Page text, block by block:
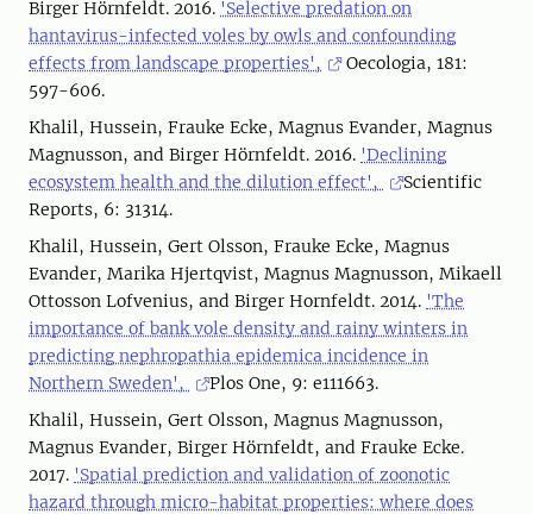
Birger Hörnfeldt. 2016. 'Selective predation on
hantavirus-infected voles by owls and confounding
effects from landscape properties',
Oecologia, 181:
597-606.
Khalil, Hussein, Frauke Ecke, Magnus Evander, Magnus
Magnusson, and Birger Hörnfeldt. 2016. 'Declining
ecosystem health and the dilution effect',
Scientific
Reports, 6: 31314.
Khalil, Hussein, Gert Olsson, Frauke Ecke, Magnus
Evander, Marika Hjertqvist, Magnus Magnusson, Mikaell
Ottosson Lofvenius, and Birger Hornfeldt. 2014. 'The
importance of bank vole density and rainy winters in
predicting nephropathia epidemica incidence in
Northern Sweden',
Plos One, 9: e111663.
Khalil, Hussein, Gert Olsson, Magnus Magnusson,
Magnus Evander, Birger Hörnfeldt, and Frauke Ecke.
2017. 'Spatial prediction and validation of zoonotic
hazard through micro-habitat properties: where does